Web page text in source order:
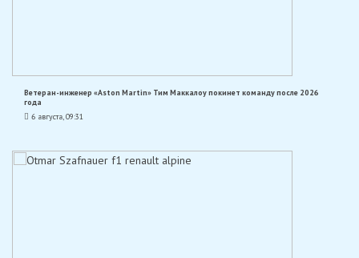
Ветеран-инженер «Aston Martin» Тим Маккалоу покинет команду после 2026
года
6 августа, 09:31